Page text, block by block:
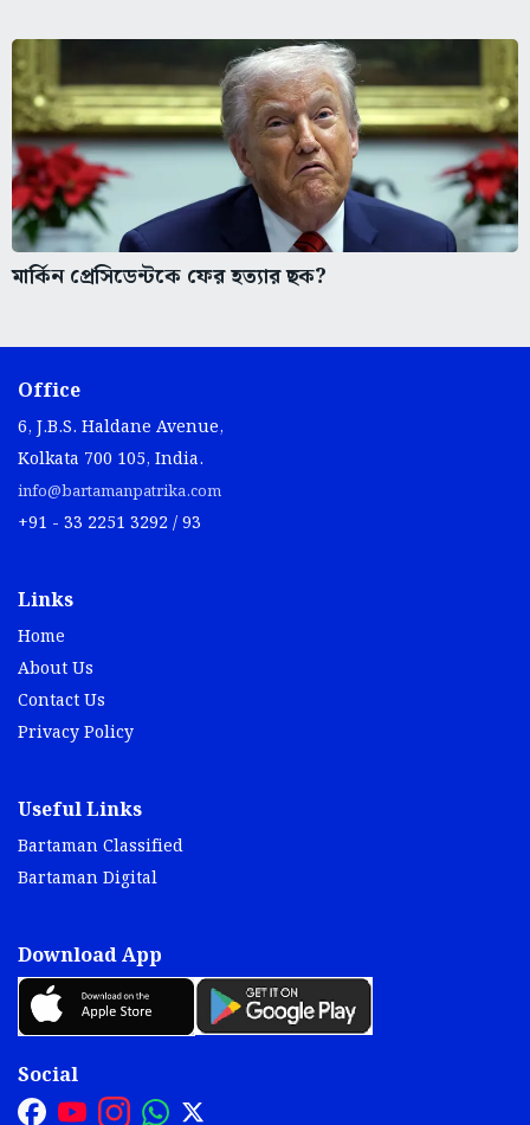
মার্কিন প্রেসিডেন্টকে ফের হত্যার ছক?
Office
6, J.B.S. Haldane Avenue,
Kolkata 700 105, India.
info@bartamanpatrika.com
+91 - 33 2251 3292 / 93
Links
Home
About Us
Contact Us
Privacy Policy
Useful Links
Bartaman Classified
Bartaman Digital
Download App
Social